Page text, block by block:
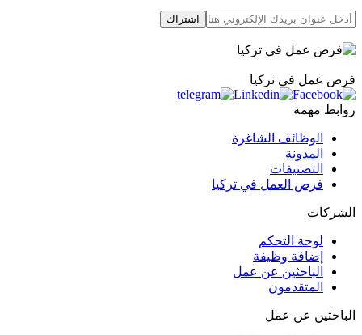
اشتراك
فرص عمل في تركيا
روابط مهمة
الوظائف الشاغرة
المدونة
التصنيفات
فرص العمل في تركيا
الشركات
لوحة التحكم
إضافة وظيفة
الباحثين عن عمل
المتقدمون
الباحثين عن عمل